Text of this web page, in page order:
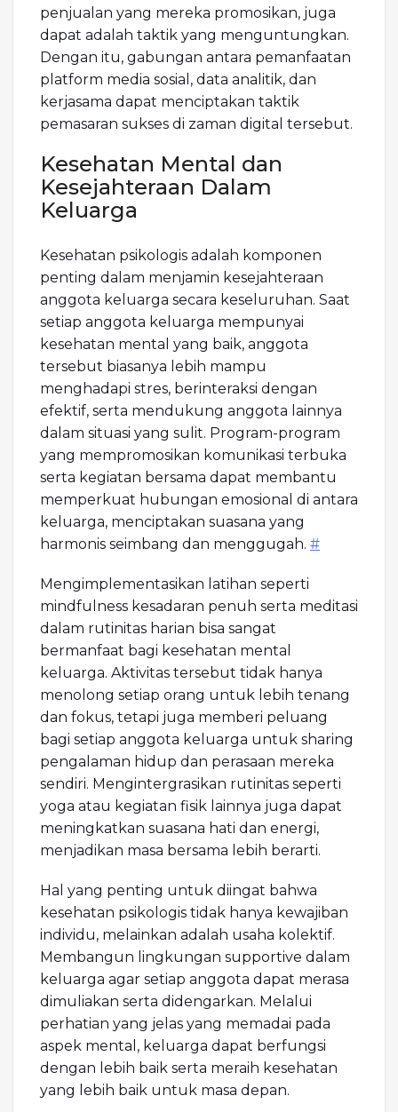
penjualan yang mereka promosikan, juga
dapat adalah taktik yang menguntungkan.
Dengan itu, gabungan antara pemanfaatan
platform media sosial, data analitik, dan
kerjasama dapat menciptakan taktik
pemasaran sukses di zaman digital tersebut.
Kesehatan Mental dan
Kesejahteraan Dalam
Keluarga
Kesehatan psikologis adalah komponen
penting dalam menjamin kesejahteraan
anggota keluarga secara keseluruhan. Saat
setiap anggota keluarga mempunyai
kesehatan mental yang baik, anggota
tersebut biasanya lebih mampu
menghadapi stres, berinteraksi dengan
efektif, serta mendukung anggota lainnya
dalam situasi yang sulit. Program-program
yang mempromosikan komunikasi terbuka
serta kegiatan bersama dapat membantu
memperkuat hubungan emosional di antara
keluarga, menciptakan suasana yang
harmonis seimbang dan menggugah. #
Mengimplementasikan latihan seperti
mindfulness kesadaran penuh serta meditasi
dalam rutinitas harian bisa sangat
bermanfaat bagi kesehatan mental
keluarga. Aktivitas tersebut tidak hanya
menolong setiap orang untuk lebih tenang
dan fokus, tetapi juga memberi peluang
bagi setiap anggota keluarga untuk sharing
pengalaman hidup dan perasaan mereka
sendiri. Mengintergrasikan rutinitas seperti
yoga atau kegiatan fisik lainnya juga dapat
meningkatkan suasana hati dan energi,
menjadikan masa bersama lebih berarti.
Hal yang penting untuk diingat bahwa
kesehatan psikologis tidak hanya kewajiban
individu, melainkan adalah usaha kolektif.
Membangun lingkungan supportive dalam
keluarga agar setiap anggota dapat merasa
dimuliakan serta didengarkan. Melalui
perhatian yang jelas yang memadai pada
aspek mental, keluarga dapat berfungsi
dengan lebih baik serta meraih kesehatan
yang lebih baik untuk masa depan.